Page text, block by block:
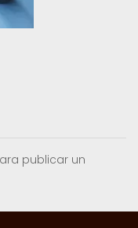
publicar un